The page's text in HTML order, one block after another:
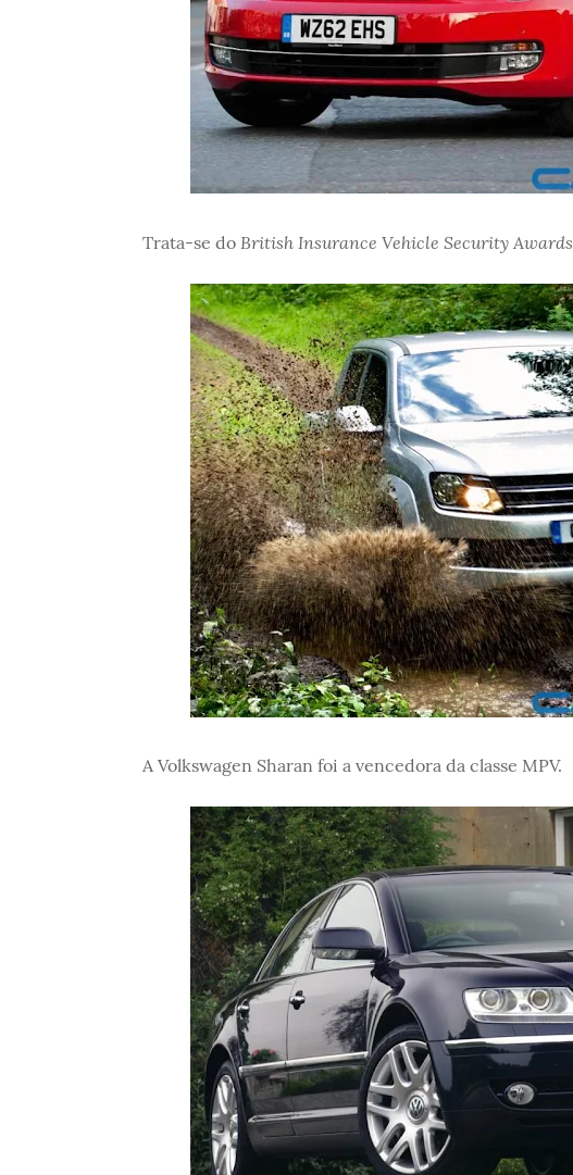
Trata-se do British Insurance Vehicle Security Awards
A Volkswagen Sharan foi a vencedora da classe MPV.